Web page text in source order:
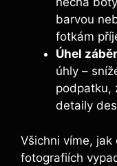
barvou
fotkám
Úhel
úhly –
podpatku,
detaily
Všichni víme,
fotografiích